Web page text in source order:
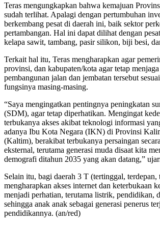
Teras mengungkapkan bahwa kemajuan
sudah terlihat. Apalagi dengan pertumbuhan
berkembang pesat di daerah ini, baik sektor
pertambangan. Hal ini dapat dilihat dengan
kelapa sawit, tambang, pasir silikon, biji besi,
Terkait hal itu, Teras mengharapkan agar
provinsi, dan kabupaten/kota agar tetap
pembangunan jalan dan jembatan tersebut
fungsinya masing-masing.
“Saya mengingatkan pentingnya peningkatan
(SDM), agar tetap diperhatikan. Mengingat
terbukanya akses akibat teknologi informasi
adanya Ibu Kota Negara (IKN) di Provinsi
(Kaltim), berakibat terbukanya persaingan
eksternal, terutama generasi muda disaat kita
demografi ditahun 2035 yang akan datang,”
Selain itu, bagi daerah 3 T (tertinggal, terdepan,
mengharapkan akses internet dan keterbukaan
menjadi perhatian, terutama listrik, pendidikan,
sehingga anak anak sebagai generasi penerus
pendidikannya. (an/red)